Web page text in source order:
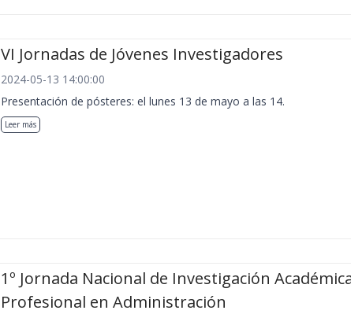
VI Jornadas de Jóvenes Investigadores
2024-05-13 14:00:00
Presentación de pósteres: el lunes 13 de mayo a las 14.
Leer más
1º Jornada Nacional de Investigación
Profesional en Administración